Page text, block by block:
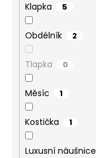
Klapka 5
Obdélník 2
Tlapka 0
Měsíc 1
Kostička 1
Luxusní náušnice